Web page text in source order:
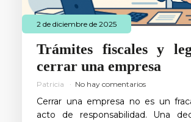
2 de diciembre de 2025
Trámites fiscales y
cerrar una empresa
Patricia No hay comentarios
Cerrar una empresa no es un
acto de responsabilidad. Una